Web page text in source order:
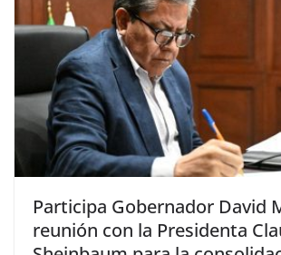
Participa Gobernador David
reunión con la Presidenta